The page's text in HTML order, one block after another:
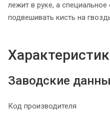
лежит в руке, а специальное
подвешивать кисть на
Заводские
Код производителя